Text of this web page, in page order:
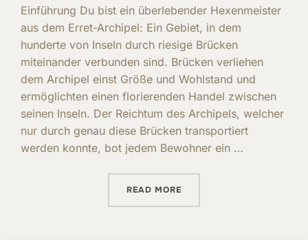
Einführung Du bist ein überlebender Hexenmeister
aus dem Erret-Archipel: Ein Gebiet, in dem
hunderte von Inseln durch riesige Brücken
miteinander verbunden sind. Brücken verliehen
dem Archipel einst Größe und Wohlstand und
ermöglichten einen florierenden Handel zwischen
seinen Inseln. Der Reichtum des Archipels, welcher
nur durch genau diese Brücken transportiert
werden konnte, bot jedem Bewohner ein …
READ MORE